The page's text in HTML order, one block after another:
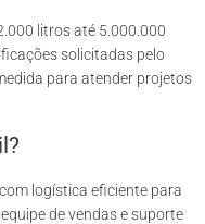
litros até 5.000.000
solicitadas pelo
para atender projetos
logística eficiente para
de vendas e suporte